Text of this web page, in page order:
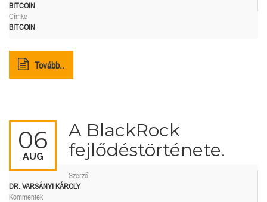
BITCOIN
Címke
BITCOIN
Tovább..
06
AUG
A BlackRock
fejlődéstörténete.
Szerző
DR. VARSÁNYI KÁROLY
Kommentek